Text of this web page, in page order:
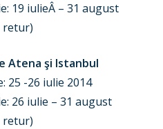
19 iulieÂ – 31 august
retur)
Atena şi Istanbul
25 -26 iulie 2014
26 iulie – 31 august
retur)
Dubai 2025
Farnborough 2024
Paris 2023
Business Jets
Trip Reports
Marketplace